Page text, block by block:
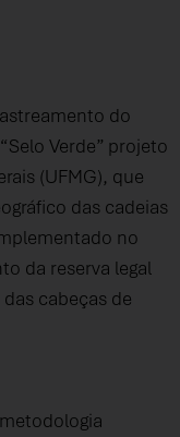
do
Verde” projeto
(UFMG), que
das cadeias
no
da reserva legal
cabeças de